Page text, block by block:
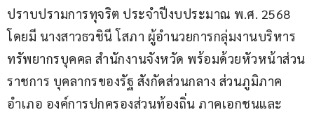
ปราบปรามการทุจริต ประจำปีงบประมาณ พ.ศ. 2568
โดยมี นางสาวธวชินี โสภา ผู้อำนวยการกลุ่มงานบริหาร
ทรัพยากรบุคคล สำนักงานจังหวัด พร้อมด้วยหัวหน้าส่วน
ราชการ บุคลากรของรัฐ สังกัดส่วนกลาง ส่วนภูมิภาค
อำเภอ องค์การปกครองส่วนท้องถิ่น ภาคเอกชนและ